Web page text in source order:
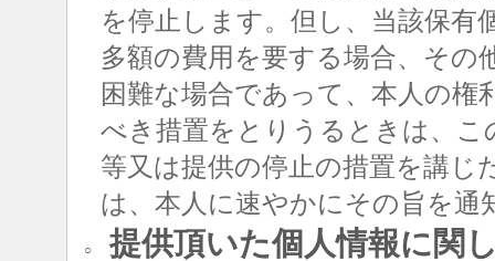
を停止します。但し、当該保有
多額の費用を要する場合、その
困難な場合であって、本人の
べき措置をとりうるときは、
等又は提供の停止の措置を講
は、本人に速やかにその旨を通
○ 提供頂いた個人情報に関